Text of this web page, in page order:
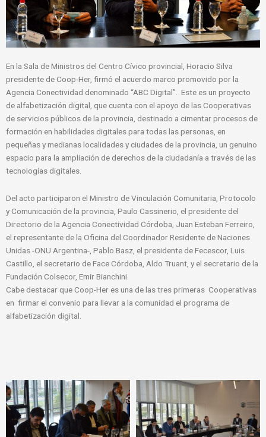
En la Sala de Ministros del Centro Cívico provincial, Horacio Silva
presidente de Coop-Her, firmó el acuerdo marco promovido por la
Agencia Conectividad denominado “ABC Digital”. Este es un proyecto
de alfabetización digital, que cuenta con el apoyo de las Cooperativas
de servicios públicos de la provincia, destinado a cimentar procesos de
formación en habilidades digitales para todas las personas, en
pequeñas y medianas localidades y ciudades de la provincia, un genuino
espacio para la ampliación de derechos de la ciudadanía a través de las
tecnologías digitales.
Del acto participaron el Ministro de Vinculación Comunitaria, Protocolo
y Comunicación de la provincia, Paulo Cassinerio, el presidente del
Directorio de la Agencia Conectividad Córdoba, Juan Esteban Ferreiro,
el representante de la Oficina del Coordinador Residente de Naciones
Unidas -ONU Argentina-, Pablo Basz, el presidente de Fecescor, Luis
Castillo, el secretario de Face Córdoba, Aldo Truant, y el secretario de la
Fundación Colsecor, Emir Bianchini.
Cabe destacar que Coop-Her es una de las tres primeras Cooperativas
en firmar el convenio para llevar a la comunidad el programa de
alfabetización digital.